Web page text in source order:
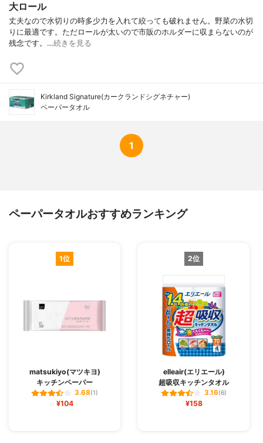
大ロール
丈夫なので水切りの時多少力を入れて絞っても破れません。野菜の水切
りに最適です。ただロールが太いので市販のホルダーに収まらないのが
残念です。…続きを見る
Kirkland Signature(カークランドシグネチャー)
ペーパータオル
1
ペーパータオルおすすめランキング
1位
matsukiyo(マツキヨ)
キッチンペーパー
3.68(1)
¥104
2位
elleair(エリエール)
超吸収キッチンタオル
3.16(6)
¥158